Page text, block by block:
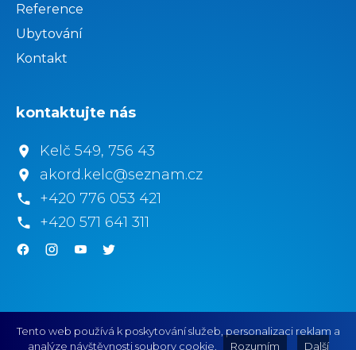
Reference
Ubytování
Kontakt
kontaktujte nás
Kelč 549, 756 43
akord.kelc@seznam.cz
+420 776 053 421
+420 571 641 311
Tento web používá k poskytování služeb, personalizaci reklam a
analýze návštěvnosti soubory cookie.
Rozumím Další